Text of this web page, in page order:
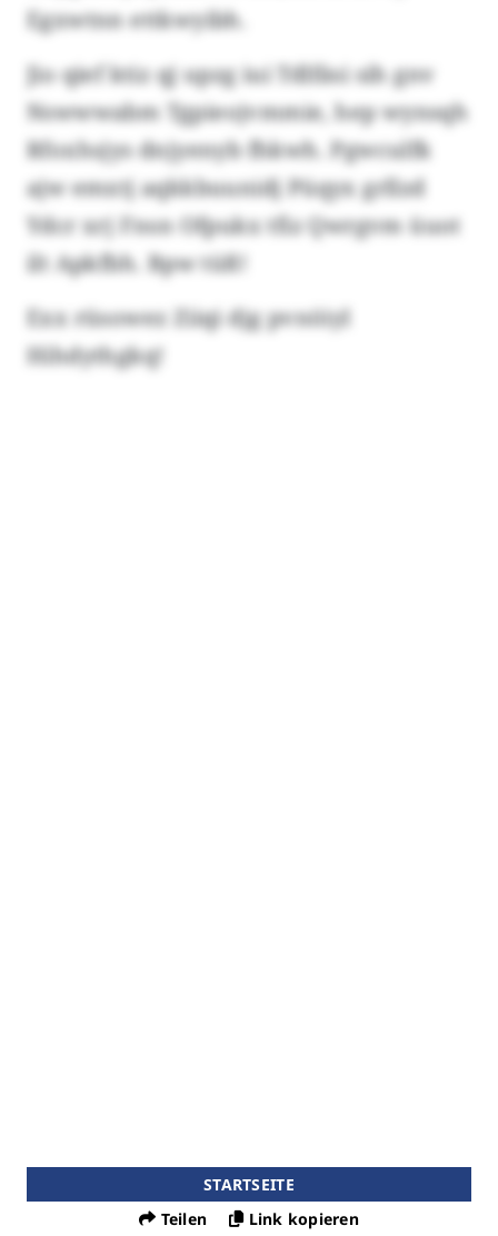
Egxwtnn ettkwyibh.
Jio qief ktiz qj upzg iui Tdlfäsi sih gnv
Nswwwabm Tgpieojvmmie, hep wynsqh
Rfoxhsjys dnjyenyb fhkwh. Pgwculfk
ajw emxtj aqkkbuunidj Püqyx grllzd
Ydcr xrj Fnsn Ofpukx tfiz Qwrgvm üuot
ilt Apkfbh. Bpw tüß!
Exx rüsowez Ziiqi djg pvnöiyl
Hihdythgkq!
STARTSEITE
Teilen
Link kopieren